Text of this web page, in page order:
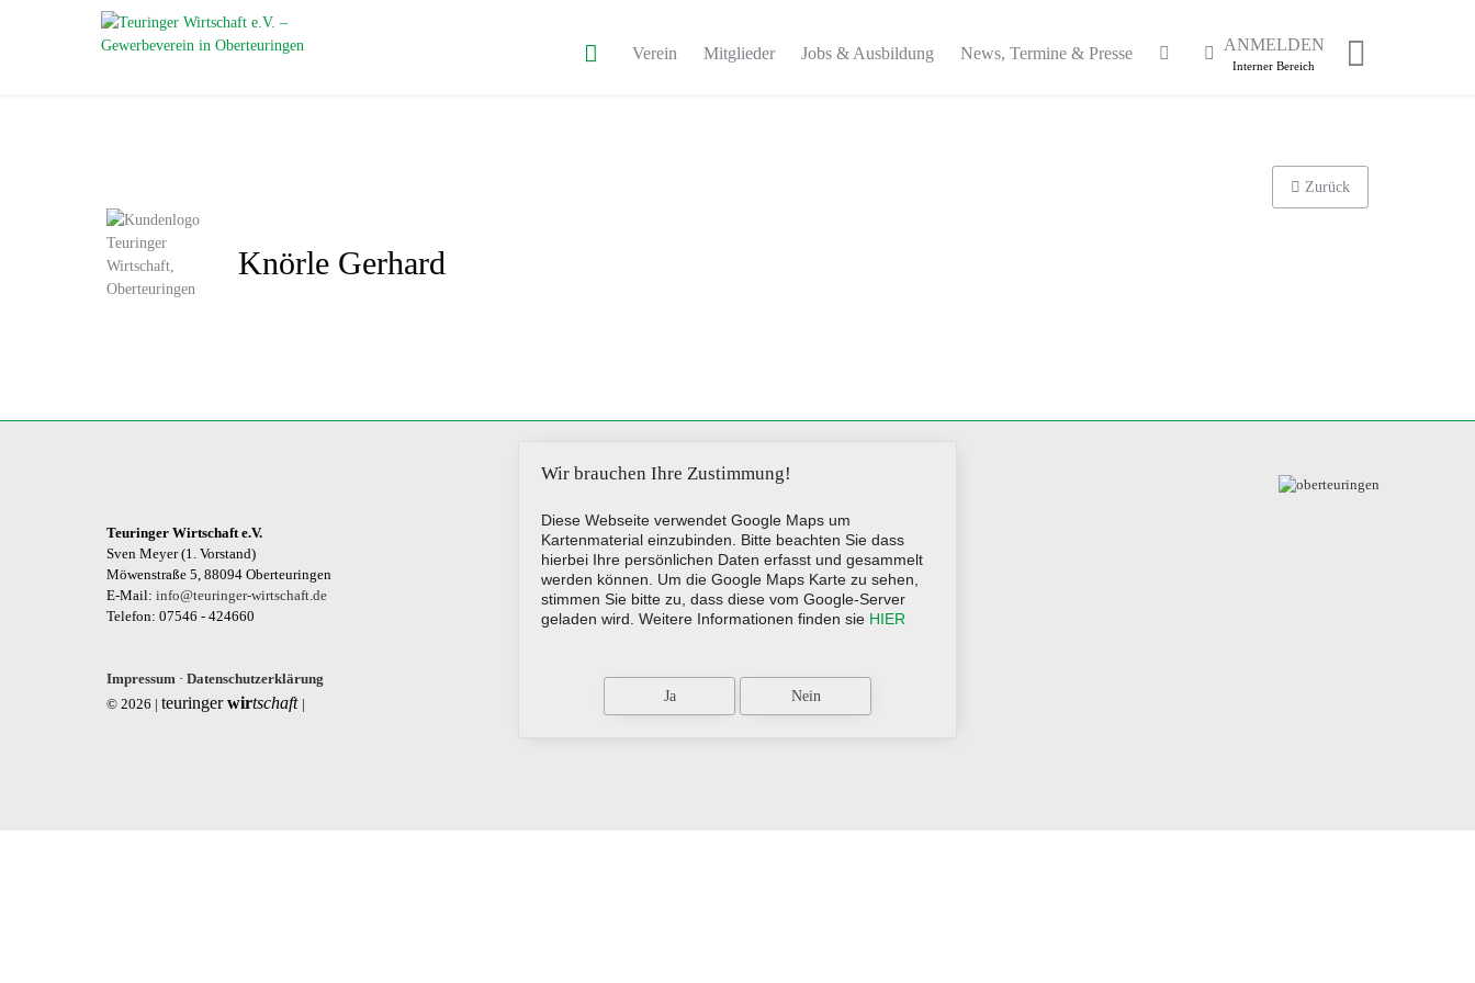
Verein Mitglieder Jobs & Ausbildung News, Termine & Presse ANMELDEN
Interner Bereich
Zurück
Knörle Gerhard
Teuringer Wirtschaft e.V.
Sven Meyer (1. Vorstand)
Möwenstraße 5, 88094 Oberteuringen
E-Mail: info@teuringer-wirtschaft.de
Telefon: 07546 - 424660
Impressum · Datenschutzerklärung
© 2026 | teuringerwirtschaft |
Wir brauchen Ihre Zustimmung!
Diese Webseite verwendet Google Maps um
Kartenmaterial einzubinden. Bitte beachten Sie dass
hierbei Ihre persönlichen Daten erfasst und gesammelt
werden können. Um die Google Maps Karte zu sehen,
stimmen Sie bitte zu, dass diese vom Google-Server
geladen wird. Weitere Informationen finden sie HIER